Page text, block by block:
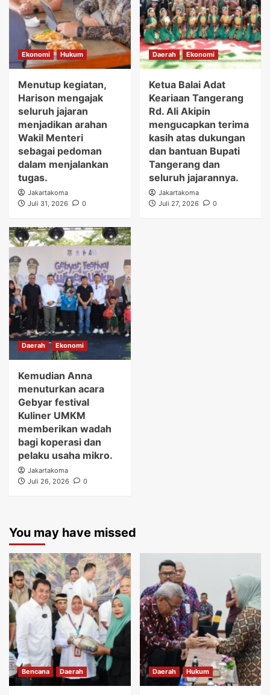
Ekonomi Hukum
Menutup kegiatan,
Harison mengajak
seluruh jajaran
menjadikan arahan
Wakil Menteri
sebagai pedoman
dalam menjalankan
tugas.
Jakartakoma
Juli 31, 2026
0
Daerah Ekonomi
Ketua Balai Adat
Keariaan Tangerang
Rd. Ali Akipin
mengucapkan terima
kasih atas dukungan
dan bantuan Bupati
Tangerang dan
seluruh jajarannya.
Jakartakoma
Juli 27, 2026
0
Daerah Ekonomi
Kemudian Anna
menuturkan acara
Gebyar festival
Kuliner UMKM
memberikan wadah
bagi koperasi dan
pelaku usaha mikro.
Jakartakoma
Juli 26, 2026
0
You may have missed
Bencana Daerah Daerah Hukum